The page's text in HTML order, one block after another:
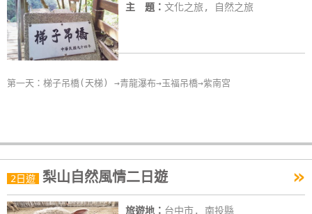
國
旅
訂
款
據
主 題： 文化之旅, 自然之旅
第一天：梯子吊橋(天梯) →青龍瀑布→玉福吊橋→紫南宮
2日遊 梨山自然風情二日遊 »
旅遊地： 台中市, 南投縣